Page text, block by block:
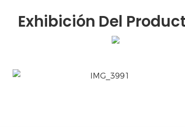
Exhibición Del